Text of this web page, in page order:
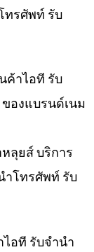
ทรศัพท์ รับ
ค้าไอที รับ
องแบรนด์เนม
ลุยส์ บริการ
ำโทรศัพท์ รับ
อที รับจำนำ